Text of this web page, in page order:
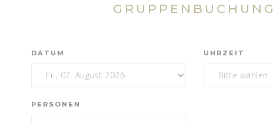
GRUPPENBUCHUNG
DATUM UHRZEIT
PERSONEN